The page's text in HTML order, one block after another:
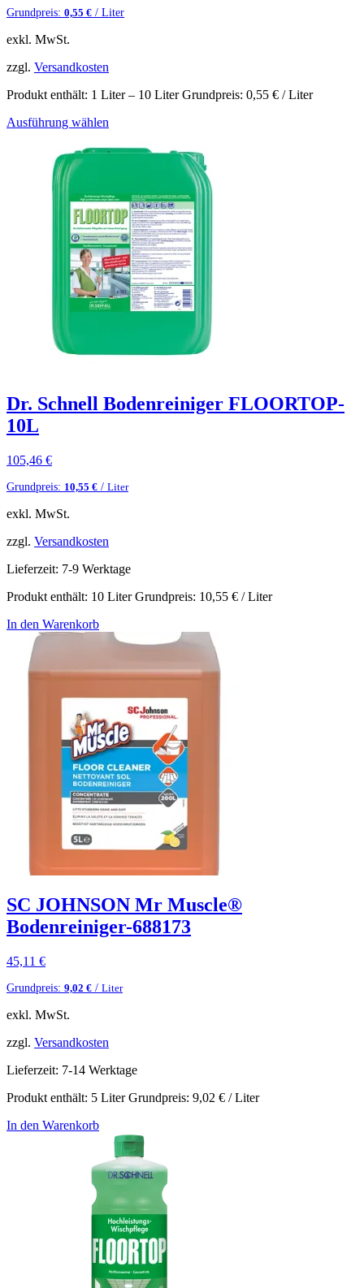
Grundpreis: 0,55 € / Liter
exkl. MwSt.
zzgl. Versandkosten
Produkt enthält: 1 Liter– 10 LiterGrundpreis: 0,55 € / Liter
Ausführung wählen
Dr. Schnell Bodenreiniger FLOORTOP-
10L
105,46 €
Grundpreis: 10,55 € / Liter
exkl. MwSt.
zzgl. Versandkosten
Lieferzeit: 7-9 Werktage
Produkt enthält: 10 LiterGrundpreis: 10,55 € /Liter
In den Warenkorb
SC JOHNSON Mr Muscle®
Bodenreiniger-688173
45,11 €
Grundpreis: 9,02 € / Liter
exkl. MwSt.
zzgl. Versandkosten
Lieferzeit: 7-14 Werktage
Produkt enthält: 5 LiterGrundpreis: 9,02 € /Liter
In den Warenkorb